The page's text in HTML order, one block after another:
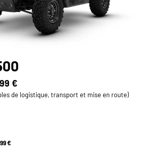
€
de logistique, transport et mise en route)
€